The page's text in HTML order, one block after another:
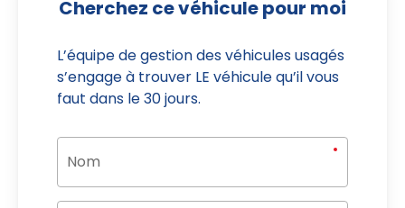
Cherchez ce véhicule pour moi
L’équipe de gestion des véhicules usagés
s’engage à trouver LE véhicule qu’il vous
faut dans le 30 jours.